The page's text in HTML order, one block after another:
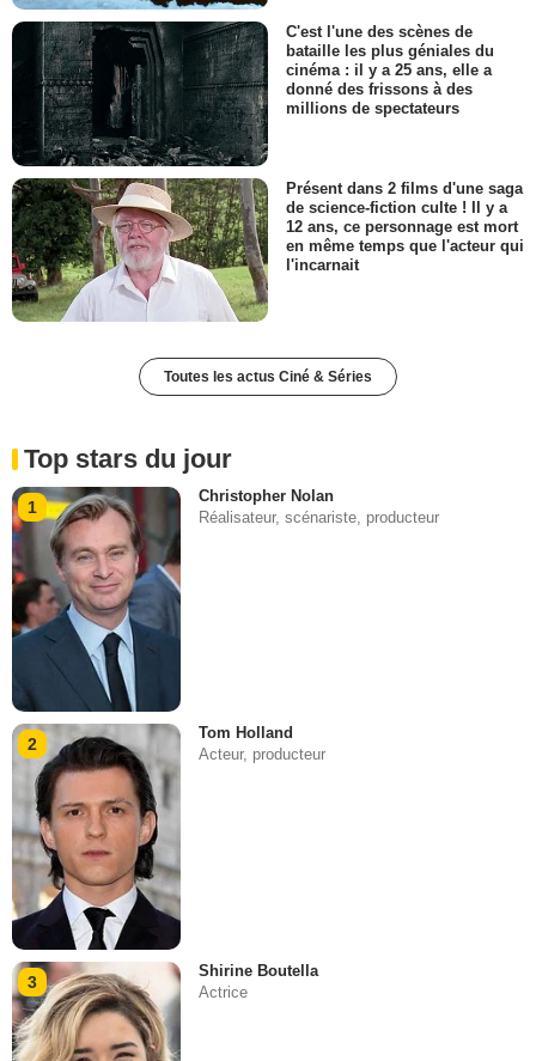
C'est l'une des scènes de
bataille les plus géniales du
cinéma : il y a 25 ans, elle a
donné des frissons à des
millions de spectateurs
Présent dans 2 films d'une saga
de science-fiction culte ! Il y a
12 ans, ce personnage est mort
en même temps que l'acteur qui
l'incarnait
Toutes les actus Ciné & Séries
Top stars du jour
1
Christopher Nolan
Réalisateur, scénariste, producteur
2
Tom Holland
Acteur, producteur
3
Shirine Boutella
Actrice